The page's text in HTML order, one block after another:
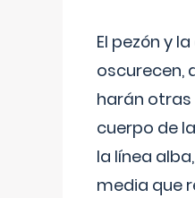
El pezón y
oscurecen,
harán otras
cuerpo de
la línea
media que